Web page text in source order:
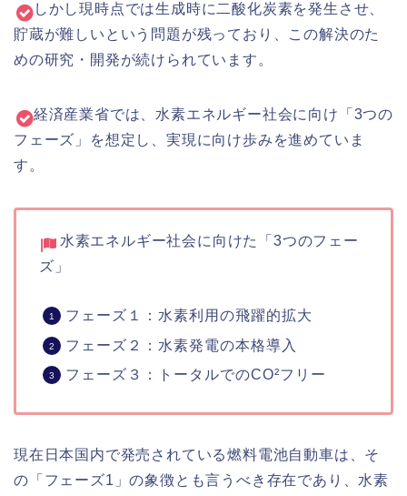
しかし現時点では生成時に二酸化炭素を発生させ、
貯蔵が難しいという問題が残っており、この解決のた
めの研究・開発が続けられています。
経済産業省では、水素エネルギー社会に向け「3つの
フェーズ」を想定し、実現に向け歩みを進めていま
す。
水素エネルギー社会に向けた「3つのフェー
ズ」
フェーズ１：水素利用の飛躍的拡大
フェーズ２：水素発電の本格導入
フェーズ３：トータルでのCO²フリー
現在日本国内で発売されている燃料電池自動車は、そ
の「フェーズ1」の象徴とも言うべき存在であり、水素